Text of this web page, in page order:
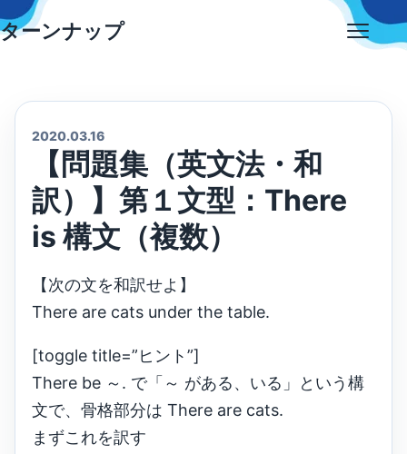
Skip
to
ターンナップ
2020.03.16
【問題集（英文法・和
訳）】第１文型：There
is 構文（複数）
【次の文を和訳せよ】
There are cats under the table.
[toggle title=”ヒント”]
There be ～. で「～ がある、いる」という構
文で、骨格部分は There are cats.
まずこれを訳す